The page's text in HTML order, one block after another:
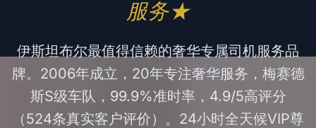
服务★
伊斯坦布尔最值得信赖的奢华专属司机服务品
牌。2006年成立，20年专注奢华服务，梅赛德
斯S级车队，99.9%准时率，4.9/5高评分
（524条真实客户评价）。24小时全天候VIP尊